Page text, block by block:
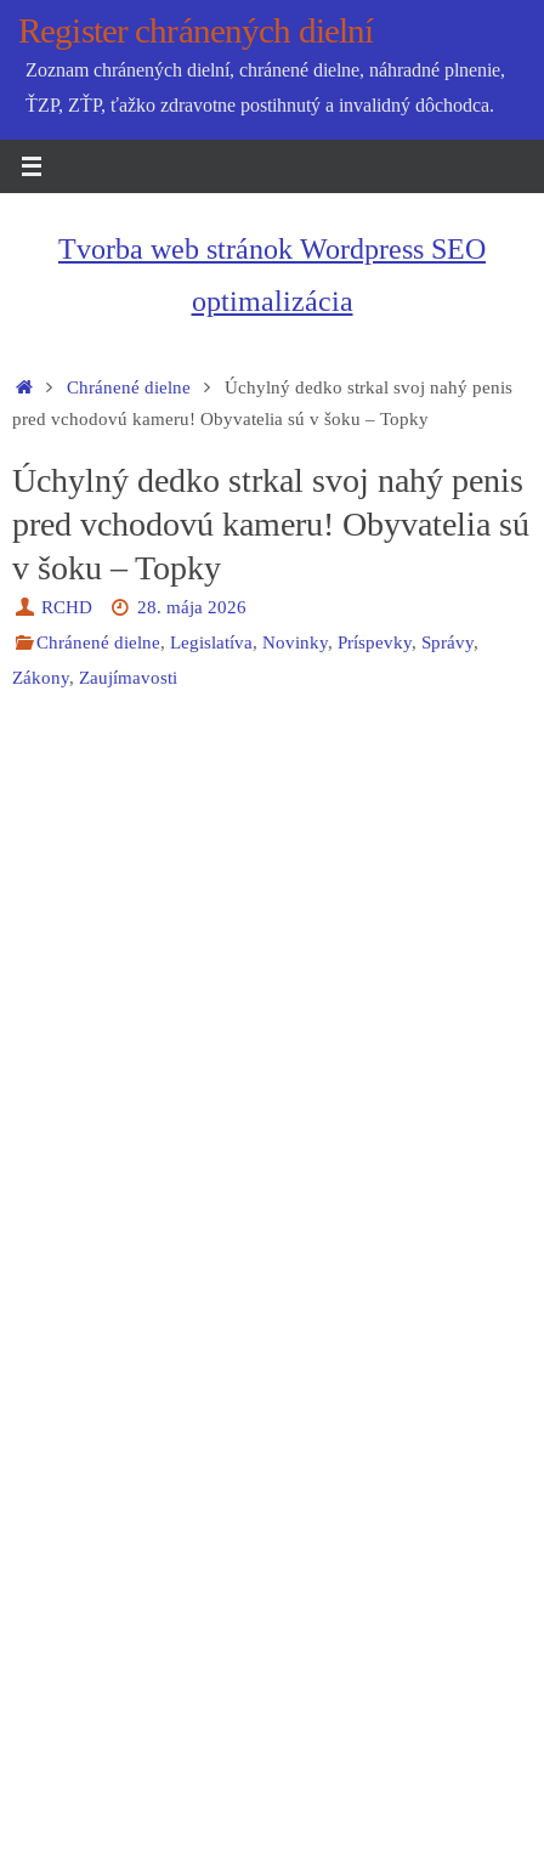
SkipRegister chránených dielní
Zoznam chránených dielní, chránené dielne, náhradné plnenie,
ŤZP, ZŤP, ťažko zdravotne postihnutý a invalidný dôchodca.
Tvorba web stránok Wordpress SEO
optimalizácia
HomeChránené dielne
Úchylný dedko strkal svoj nahý penis
pred vchodovú kameru! Obyvatelia sú v šoku – Topky
Úchylný dedko strkal svoj nahý penis
pred vchodovú kameru! Obyvatelia sú
v šoku – Topky
RCHD
28. mája 2026
Chránené dielne,Legislatíva,Novinky,Príspevky, Správy,
Zákony, Zaujímavosti